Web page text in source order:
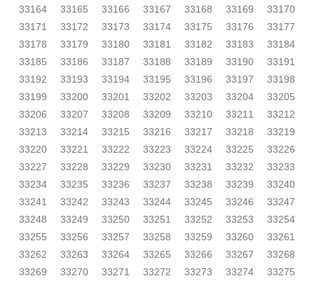
33164 33165 33166 33167 33168 33169
33170
33171
33172 33173 33174 33175 33176
33177
33178
33179 33180 33181 33182 33183
33184
33185
33186 33187 33188 33189 33190
33191
33192
33193 33194 33195 33196 33197
33198
33199
33200 33201 33202 33203 33204
33205
33206
33207 33208 33209 33210 33211
33212
33213
33214 33215 33216 33217 33218
33219
33220
33221 33222 33223 33224 33225
33226
33227
33228 33229 33230 33231 33232
33233
33234
33235 33236 33237 33238 33239
33240
33241
33242 33243 33244 33245 33246
33247
33248
33249 33250 33251 33252 33253
33254
33255
33256 33257 33258 33259 33260
33261
33262
33263 33264 33265 33266 33267
33268
33269
33270 33271 33272 33273 33274
33275